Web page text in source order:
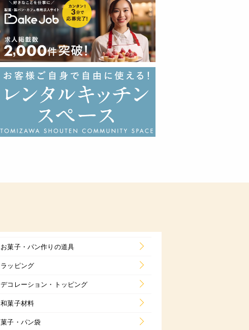
お菓子・パン作りの道具
ラッピング
デコレーション・トッピング
和菓子材料
菓子・パン袋